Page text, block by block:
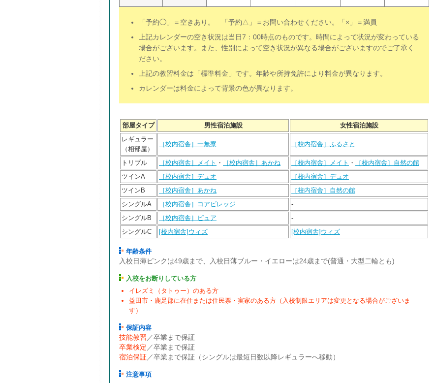
「予約◯」＝空きあり。 「予約△」＝お問い合わせください。「×」＝満員
上記カレンダーの空き状況は当日7：00時点のものです。時間によって状況が変わっている
場合がございます。また、性別によって空き状況が異なる場合がございますのでご了承く
ださい。
上記の教習料金は「標準料金」です。年齢や所持免許により料金が異なります。
カレンダーは料金によって背景の色が異なります。
部屋タイプ 男性宿泊施設
女性宿泊施設
レギュラー
（相部屋）
［校内宿舎］一無寮 ［校内宿舎］ふるさと
トリプル ［校内宿舎］メイト ・ ［校内宿舎］あかね ［校内宿舎］メイト ・
［校内宿舎］自然の館
ツインA
［校内宿舎］デュオ
［校内宿舎］デュオ
ツインB
［校内宿舎］あかね
［校内宿舎］自然の館
シングルA
［校内宿舎］コアビレッジ
-
シングルB
［校内宿舎］ピュア
-
シングルC
[校内宿舎]ウィズ [校内宿舎]ウィズ
年齢条件
入校日薄ピンクは49歳まで、入校日薄ブルー・イエローは24歳まで(普通・大型二輪とも)
入校をお断りしている方
イレズミ（タトゥー）のある方
益田市・鹿足郡に在住または住民票・実家のある方（入校制限エリアは変更となる場合がございま
す）
保証内容
技能教習 ／卒業まで保証
卒業検定 ／卒業まで保証
宿泊保証 ／卒業まで保証（シングルは最短日数以降レギュラーへ移動）
注意事項